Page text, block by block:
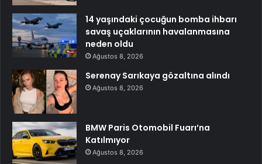
14 yaşındaki çocuğun bomba ihbarı
savaş uçaklarının havalanmasına
neden oldu
Ağustos 8, 2026
Serenay Sarıkaya gözaltına alındı
Ağustos 8, 2026
BMW Paris Otomobil Fuarı’na
Katılmıyor
Ağustos 8, 2026